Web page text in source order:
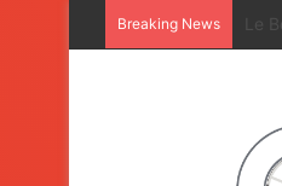
Breaking News